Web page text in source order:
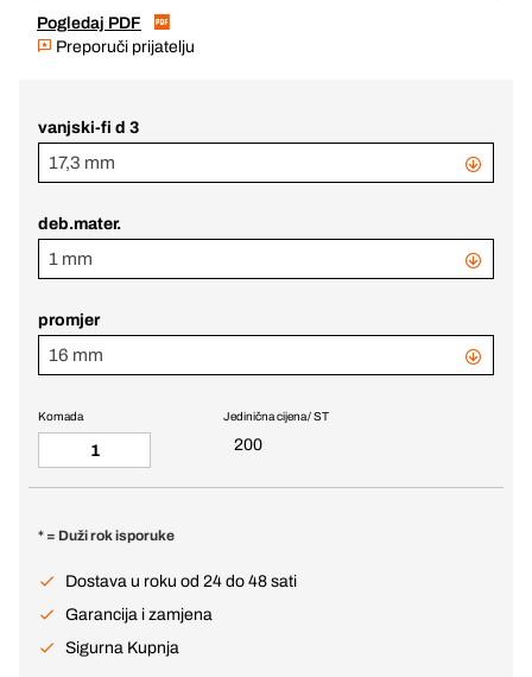
Pogledaj PDF
Preporuči prijatelju
vanjski-fi d 3
17,3 mm
deb.mater.
1 mm
promjer
16 mm
Jedinična cijena / ST
200
Komada
* = Duži rok isporuke
Dostava u roku od 24 do 48 sati
Garancija i zamjena
Sigurna Kupnja